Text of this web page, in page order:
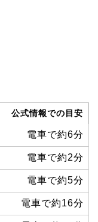
公式情報での目安
電車で約6分
電車で約2分
電車で約5分
電車で約16分